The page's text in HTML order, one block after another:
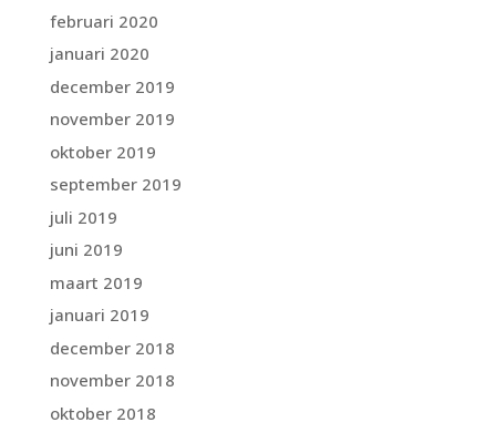
februari 2020
januari 2020
december 2019
november 2019
oktober 2019
september 2019
juli 2019
juni 2019
maart 2019
januari 2019
december 2018
november 2018
oktober 2018